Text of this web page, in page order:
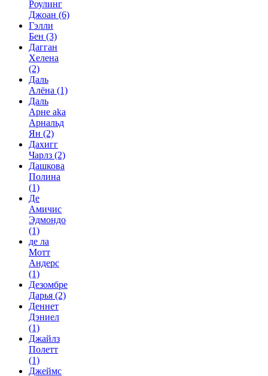
Роулинг
Джоан (6)
Гэлли
Бен (3)
Дагган
Хелена
(2)
Даль
Алёна (1)
Даль
Арне aka
Арнальд
Ян (2)
Дахигг
Чарлз (2)
Дашкова
Полина
(1)
Де
Амичис
Эдмондо
(1)
де ла
Мотт
Андерс
(1)
Дезомбре
Дарья (2)
Деннет
Дэниел
(1)
Джайлз
Полетт
(1)
Джеймс